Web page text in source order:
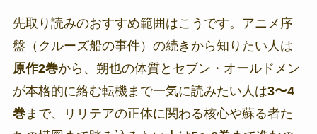
先取り読みのおすすめ範囲はこうです。アニメ序
盤（クルーズ船の事件）の続きから知りたい人は
原作2巻から、朔也の体質とセブン・オールドメン
が本格的に絡む転機まで一気に読みたい人は3〜4
巻まで、リリテアの正体に関わる核心や蘇る者た